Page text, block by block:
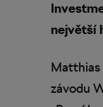
největší
Matthias
závodu